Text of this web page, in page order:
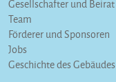
Gesellschafter und Beirat
Team
Förderer und Sponsoren
Jobs
Geschichte des Gebäudes